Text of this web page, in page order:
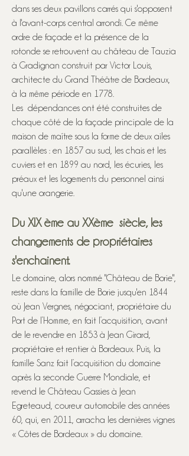
dans ses deux pavillons carrés qui s'opposent
à l'avant-corps central arrondi. Ce même
ordre de façade et la présence de la
rotonde se retrouvent au château de Tauzia
à Gradignan construit par Victor Louis,
architecte du Grand Théâtre de Bordeaux,
à la même période en 1778.
Les dépendances ont été construites de
chaque côté de la façade principale de la
maison de maître sous la forme de deux ailes
parallèles : en 1857 au sud, les chais et les
cuviers et en 1899 au nord, les écuries, les
préaux et les logements du personnel ainsi
qu'une orangerie.
Du XIX ème au XXème siècle, les
changements de propriétaires
s'enchainent.
Le domaine, alors nommé "Château de Borie",
reste dans la famille de Borie jusqu'en 1844
où Jean Vergnes, négociant, propriétaire du
Port de l’Homme, en fait l’acquisition, avant
de le revendre en 1853 à Jean Girard,
propriétaire et rentier à Bordeaux. Puis, la
famille Sanz fait l’acquisition du domaine
après la seconde Guerre Mondiale, et
revend le Château Gassies à Jean
Egreteaud, coureur automobile des années
60, qui, en 2011, arracha les dernières vignes
« Côtes de Bordeaux » du domaine.